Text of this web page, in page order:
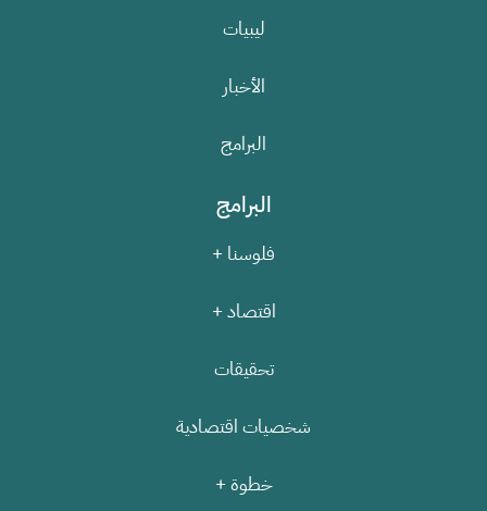
ليبيات
الأخبار
البرامج
البرامج
فلوسنا +
اقتصاد +
تحقيقات
شخصيات اقتصادية
خطوة +